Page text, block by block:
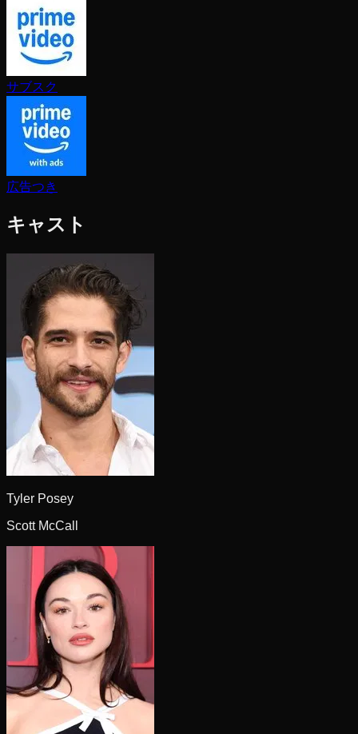
サブスク
広告つき
キャスト
Tyler Posey
Scott McCall